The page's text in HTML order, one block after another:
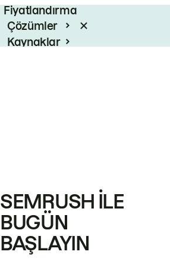
Fiyatlandırma
Çözümler
Kaynaklar
SEMRUSH ILE
BUGÜN
BAŞLAYIN